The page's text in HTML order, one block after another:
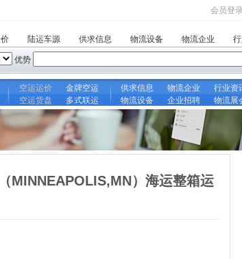
会员登
陆运车源 供求信息 物流设备 物流企业
优势
空运运价 金牌空运 供求信息 物流企业 行业资
空运货盘 多式联运 物流设备 企业招聘 物流展
MINNEAPOLIS,MN）海运整箱运